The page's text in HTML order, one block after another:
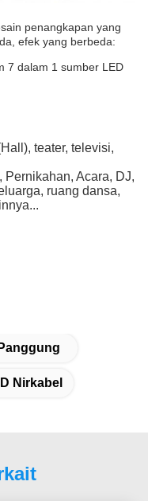
penangkapan yang
efek yang berbeda:
7 dalam 1 sumber LED
teater, televisi,
Pernikahan, Acara, DJ,
ruang dansa,